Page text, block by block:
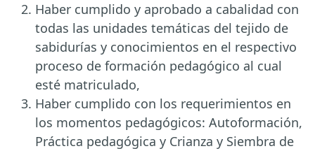
Haber cumplido y aprobado a cabalidad con
todas las unidades temáticas del tejido de
sabidurías y conocimientos en el respectivo
proceso de formación pedagógico al cual
esté matriculado,
Haber cumplido con los requerimientos en
los momentos pedagógicos: Autoformación,
Práctica pedagógica y Crianza y Siembra de